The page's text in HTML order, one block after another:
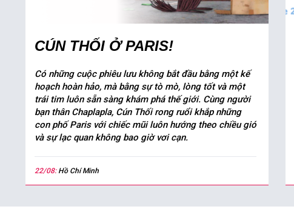
CÚN THỐI Ở PARIS!
Có những cuộc phiêu lưu không bắt đầu bằng một kế
hoạch hoàn hảo, mà bằng sự tò mò, lòng tốt và một
trái tim luôn sẵn sàng khám phá thế giới. Cùng người
bạn thân Chaplapla, Cún Thối rong ruổi khắp những
con phố Paris với chiếc mũi luôn hướng theo chiều gió
và sự lạc quan không bao giờ vơi cạn.
22/08: Hồ Chí Minh